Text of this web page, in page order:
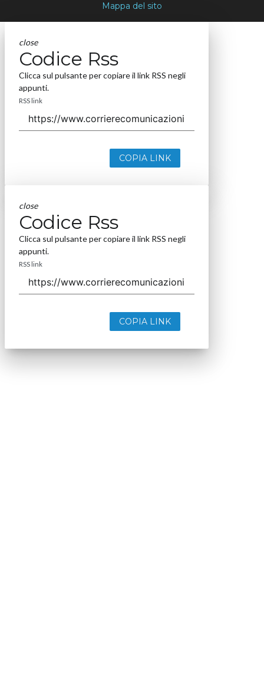
Mappa del sito
close
Codice Rss
Clicca sul pulsante per copiare il link RSS negli
appunti.
RSS link
COPIA LINK
close
Codice Rss
Clicca sul pulsante per copiare il link RSS negli
appunti.
RSS link
COPIA LINK